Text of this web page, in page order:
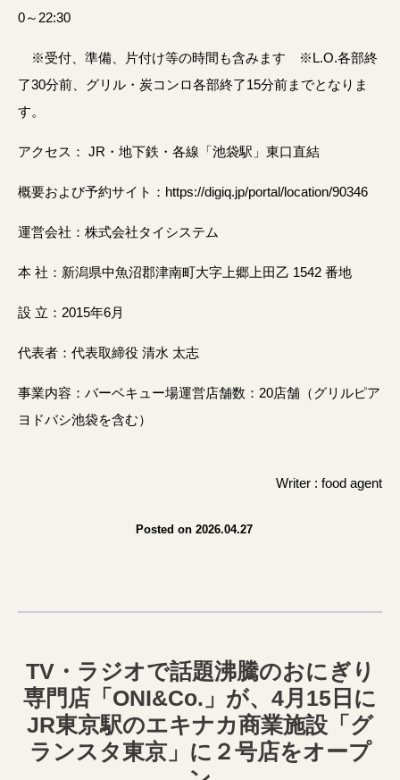
0～22:30
※受付、準備、片付け等の時間も含みます ※L.O.各部終
了30分前、グリル・炭コンロ各部終了15分前までとなりま
す。
アクセス： JR・地下鉄・各線「池袋駅」東口直結
概要および予約サイト：https://digiq.jp/portal/location/90346
運営会社：株式会社タイシステム
本 社：新潟県中魚沼郡津南町大字上郷上田乙 1542 番地
設 立：2015年6月
代表者：代表取締役 清水 太志
事業内容：バーベキュー場運営店舗数：20店舗（グリルピア
ヨドバシ池袋を含む）
Writer : food agent
Posted on 2026.04.27
TV・ラジオで話題沸騰のおにぎり
専門店「ONI&Co.」が、4月15日に
JR東京駅のエキナカ商業施設「グ
ランスタ東京」に２号店をオープ